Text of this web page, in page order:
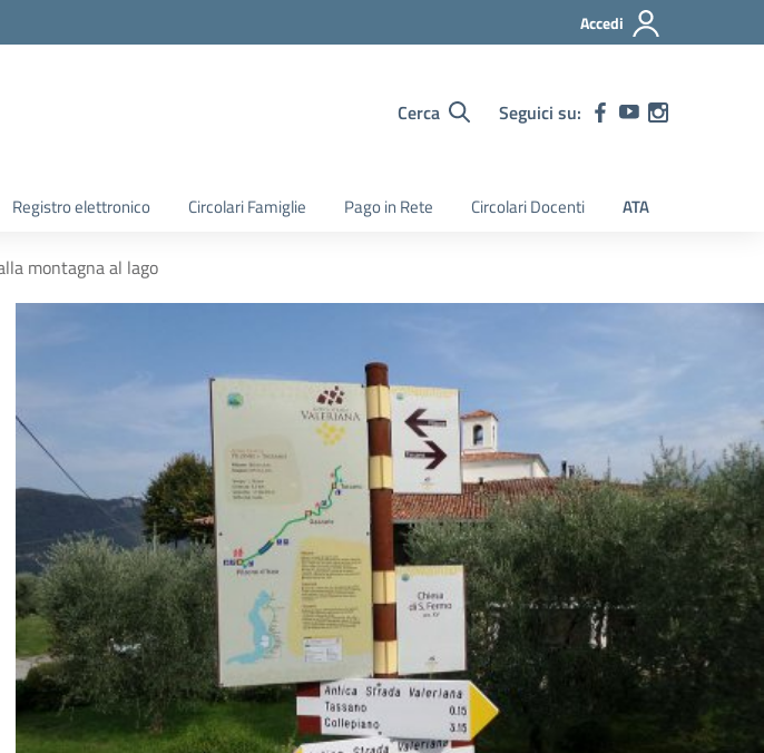
Accedi
Cerca Seguici su:
Registro elettronico Circolari Famiglie Pago in Rete Circolari Docenti ATA
montagna al lago